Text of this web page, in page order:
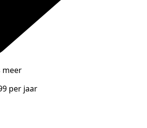
meer
per jaar